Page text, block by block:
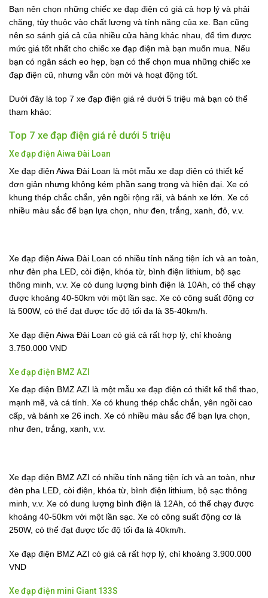
Bạn nên chọn những chiếc xe đạp điện có giá cả hợp lý và phải
chăng, tùy thuộc vào chất lượng và tính năng của xe. Bạn cũng
nên so sánh giá cả của nhiều cửa hàng khác nhau, để tìm được
mức giá tốt nhất cho chiếc xe đạp điện mà bạn muốn mua. Nếu
bạn có ngân sách eo hẹp, bạn có thể chọn mua những chiếc xe
đạp điện cũ, nhưng vẫn còn mới và hoạt động tốt.
Dưới đây là top 7 xe đạp điện giá rẻ dưới 5 triệu mà bạn có thể
tham khảo:
Top 7 xe đạp điện giá rẻ dưới 5 triệu
Xe đạp điện Aiwa Đài Loan
Xe đạp điện Aiwa Đài Loan là một mẫu xe đạp điện có thiết kế
đơn giản nhưng không kém phần sang trọng và hiện đại. Xe có
khung thép chắc chắn, yên ngồi rộng rãi, và bánh xe lớn. Xe có
nhiều màu sắc để bạn lựa chọn, như đen, trắng, xanh, đỏ, v.v.
Xe đạp điện Aiwa Đài Loan có nhiều tính năng tiện ích và an toàn,
như đèn pha LED, còi điện, khóa từ, bình điện lithium, bộ sạc
thông minh, v.v. Xe có dung lượng bình điện là 10Ah, có thể chạy
được khoảng 40-50km với một lần sạc. Xe có công suất động cơ
là 500W, có thể đạt được tốc độ tối đa là 35-40km/h.
Xe đạp điện Aiwa Đài Loan có giá cả rất hợp lý, chỉ khoảng
3.750.000 VND
Xe đạp điện BMZ AZI
Xe đạp điện BMZ AZI là một mẫu xe đạp điện có thiết kế thể thao,
mạnh mẽ, và cá tính. Xe có khung thép chắc chắn, yên ngồi cao
cấp, và bánh xe 26 inch. Xe có nhiều màu sắc để bạn lựa chọn,
như đen, trắng, xanh, v.v.
Xe đạp điện BMZ AZI có nhiều tính năng tiện ích và an toàn, như
đèn pha LED, còi điện, khóa từ, bình điện lithium, bộ sạc thông
minh, v.v. Xe có dung lượng bình điện là 12Ah, có thể chạy được
khoảng 40-50km với một lần sạc. Xe có công suất động cơ là
250W, có thể đạt được tốc độ tối đa là 40km/h.
Xe đạp điện BMZ AZI có giá cả rất hợp lý, chỉ khoảng 3.900.000
VND
Xe đạp điện mini Giant 133S